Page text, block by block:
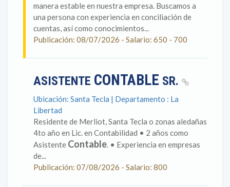
manera estable en nuestra empresa. Buscamos a
una persona con experiencia en conciliación de
cuentas, así como conocimientos...
Publicación: 08/07/2026 - Salario: 650 - 700
ASISTENTE CONTABLE SR.
Ubicación: Santa Tecla | Departamento : La
Libertad
Residente de Merliot, Santa Tecla o zonas aledañas
4to año en Lic. en Contabilidad • 2 años como
Asistente Contable. • Experiencia en empresas
de...
Publicación: 07/08/2026 - Salario: 800